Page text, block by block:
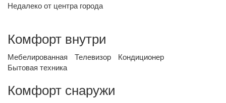
Недалеко от центра города
Комфорт внутри
Мебелированная Телевизор
Кондиционер
Бытовая техника
Комфорт снаружи